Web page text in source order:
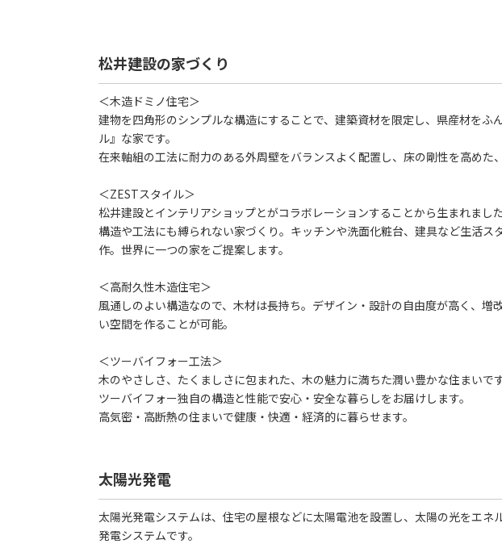
松井建設の家づくり
＜木造ドミノ住宅＞
建物を四角形のシンプルな構造にすることで、建築資材を限定し、県産材をふ
ル』な家です。
在来軸組の工法に耐力のある外周壁をバランスよく配置し、床の剛性を高めた
＜ZESTスタイル＞
松井建設とインテリアショップとがコラボレーションすることから生まれました
構造や工法にも縛られない家づくり。キッチンや洗面化粧台、建具など生活ス
作。世界に一つの家をご提案します。
＜高耐久性木造住宅＞
風通しのよい構造なので、木材は長持ち。デザイン・設計の自由度が高く、増
い空間を作ることが可能。
＜ツーバイフォー工法＞
木のやさしさ、たくましさに包まれた、木の魅力に満ちた潤い豊かな住まいです
ツーバイフォー独自の構造と性能で安心・安全な暮らしをお届けします。
高気密・高断熱の住まいで健康・快適・経済的に暮らせます。
太陽光発電
太陽光発電システムは、住宅の屋根などに太陽電池を設置し、太陽の光をエネ
発電システムです。